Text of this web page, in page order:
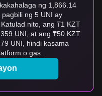
ng 1,866.14
ng 5 UNI ay
nito, ang ₸1 KZT
UNI, at ang ₸50 KZT
UNI, hindi kasama
o gas.